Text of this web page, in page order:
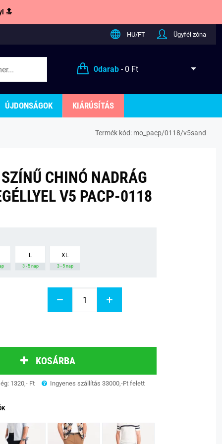
🔝
HU/FT Ügyfél zóna
0darab- 0 Ft
ÚJDONSÁGOK KIÁRÚSÍTÁS
Termék kód: mo_pacp/0118/v5sand
CHINÓ NADRÁG
V5 PACP-0118
L
3 - 5 nap
XL
3 - 5 nap
KOSÁRBA
1320,- Ft Ingyenes szállítás 33000,-Ft felett